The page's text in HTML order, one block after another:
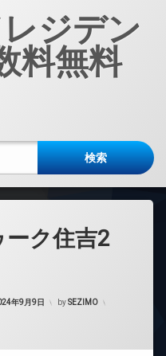
ジデン
料無料
:
ク住吉2
年9月9日 bySEZIMO